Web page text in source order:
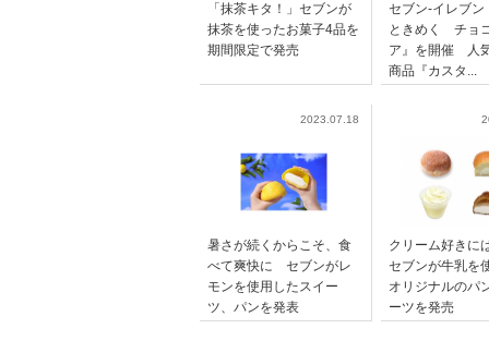
「抹茶キタ！」セブンが
抹茶を使ったお菓子4品を
期間限定で発売
セブン-イレブン
ときめく チョ
ア』を開催 人
商品『カスタ...
2023.07.18
暑さが続くからこそ、食
べて爽快に セブンがレ
モンを使用したスイー
ツ、パンを発表
クリーム好きに
セブンが牛乳を
オリジナルのパ
ーツを発売